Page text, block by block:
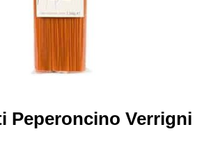
Peperoncino Verrigni